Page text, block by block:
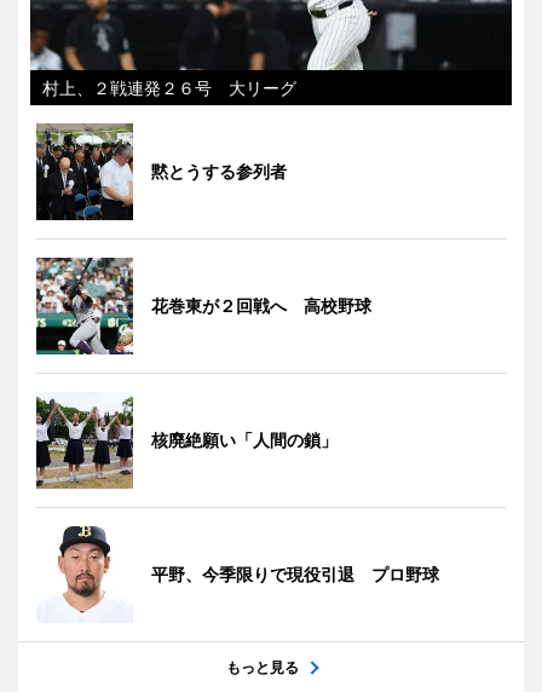
村上、２戦連発２６号 大リーグ
黙とうする参列者
花巻東が２回戦へ 高校野球
核廃絶願い「人間の鎖」
平野、今季限りで現役引退 プロ野球
もっと見る